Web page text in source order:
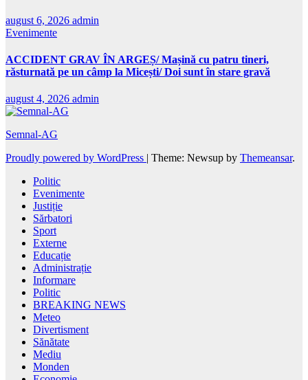
august 6, 2026 admin
Evenimente
ACCIDENT GRAV ÎN ARGEȘ/ Mașină cu patru tineri,
răsturnată pe un câmp la Micești/ Doi sunt în stare gravă
august 4, 2026 admin
Semnal-AG
Proudly powered by WordPress | Theme: Newsup by Themeansar.
Politic
Evenimente
Justiție
Sărbatori
Sport
Externe
Educație
Administrație
Informare
Politic
BREAKING NEWS
Meteo
Divertisment
Sănătate
Mediu
Monden